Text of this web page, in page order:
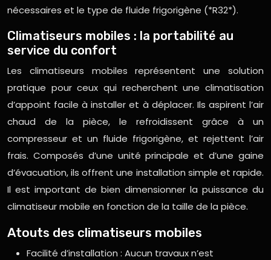
nécessaires et le type de fluide frigorigène (*R32*).
Climatiseurs mobiles : la portabilité au
service du confort
Les climatiseurs mobiles représentent une solution
pratique pour ceux qui recherchent une climatisation
d’appoint facile à installer et à déplacer. Ils aspirent l’air
chaud de la pièce, le refroidissent grâce à un
compresseur et un fluide frigorigène, et rejettent l’air
frais. Composés d’une unité principale et d’une gaine
d’évacuation, ils offrent une installation simple et rapide.
Il est important de bien dimensionner la puissance du
climatiseur mobile en fonction de la taille de la pièce.
Atouts des climatiseurs mobiles
Facilité d’installation : Aucun travaux n’est